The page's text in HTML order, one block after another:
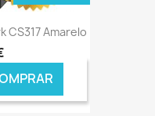
CS317 Amarelo